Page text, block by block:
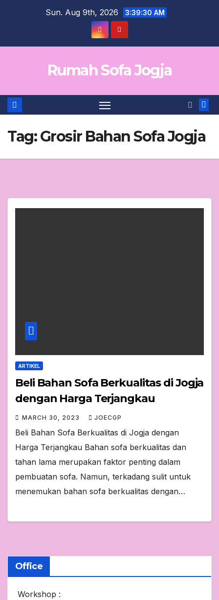
Sun. Aug 9th, 2026 3:39:31 AM
Rumah Sofa Jogja
Tag:Grosir Bahan Sofa Jogja
ARTIKEL
Beli Bahan Sofa Berkualitas di Jogja
dengan Harga Terjangkau
MARCH 30, 2023 JOECGP
Beli Bahan Sofa Berkualitas di Jogja dengan
Harga Terjangkau Bahan sofa berkualitas dan
tahan lama merupakan faktor penting dalam
pembuatan sofa. Namun, terkadang sulit untuk
menemukan bahan sofa berkualitas dengan…
Office
Workshop :